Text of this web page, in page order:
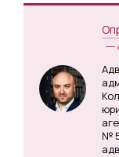
—
№